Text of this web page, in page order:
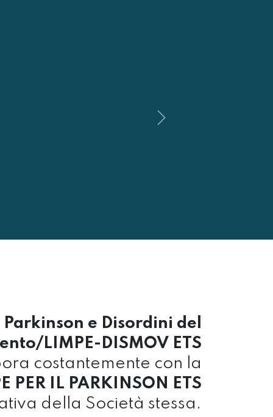
Successivo
e Disordini del
LIMPE-DISMOV ETS
costantemente con la
PER IL PARKINSON ETS
della Società stessa.